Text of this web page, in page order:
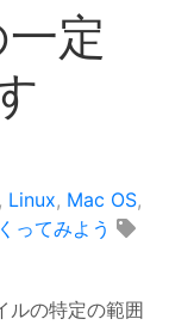
定
Linux, Mac OS,
ってみよう
ルの特定の範囲